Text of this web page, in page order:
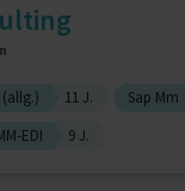
(allg.) 11 J. Sap Mm
EDI 9 J.